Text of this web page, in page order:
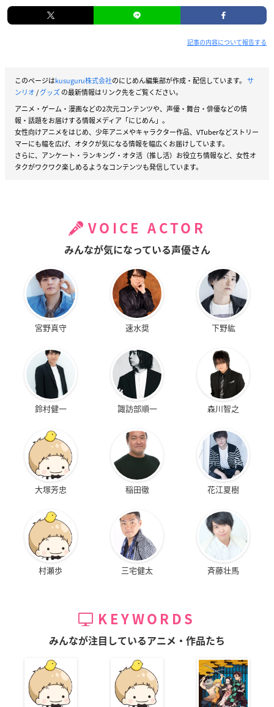
記事の内容について報告する
このページはkusuguru株式会社のにじめん編集部が作成・配信しています。 サ
ンリオ/グッズの最新情報はリンク先をご覧ください。
アニメ・ゲーム・漫画などの2次元コンテンツや、声優・舞台・俳優などの情
報・話題をお届けする情報メディア「にじめん」。
女性向けアニメをはじめ、少年アニメやキャラクター作品、VTuberなどストリー
マーにも幅を広げ、オタクが気になる情報を幅広くお届けしています。
さらに、アンケート・ランキング・オタ活（推し活）お役立ち情報など、女性オ
タクがワクワク楽しめるようなコンテンツも発信しています。
VOICE ACTOR
みんなが気になっている声優さん
宮野真守 速水奨 下野紘
鈴村健一 諏訪部順一 森川智之
大塚芳忠 稲田徹 花江夏樹
村瀬歩 三宅健太 斉藤壮馬
KEYWORDS
みんなが注目しているアニメ・作品たち